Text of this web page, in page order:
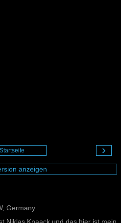
›
Startseite
anzeigen
Germany
Niklas Knaack und das hier ist mein